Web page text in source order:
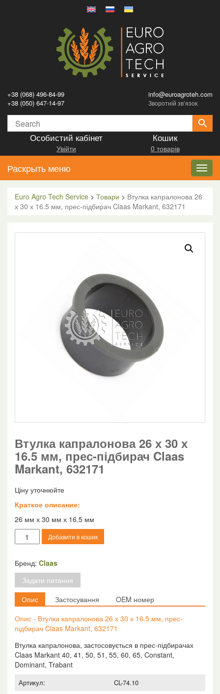
+38 (068) 496-84-99
+38 (050) 647-14-97
info@euroagroteh.com
Зворотній зв’язок
Особистий кабінет
Увійти
Кошик
0 товарів
Раскрыть меню
Euro Agro Tech Service > Товари > Втулка капралонова 26
х 30 х 16.5 мм, прес-підбирач Claas Markant, 632171
Втулка капралонова 26 х 30 х
16.5 мм, прес-підбирач Claas
Markant, 632171
Ціну уточнюйте
Краткое описание:
26 мм х 30 мм х 16.5 мм
Втулка
капралонова
х
30
16.5
мм,
підбирач
Claas
Markant,
632171
кількість
Добавити в кошик
Бренд: Claas
Задати питання
Опис
Застосування
OEM номер
Опис - Втулка капралонова 26 х 30 х 16.5 мм, прес-
підбирач Claas Markant, 632171
Втулка капралонова, застосовується в прес-підбирачах
Claas Markant 40, 41, 50, 51, 55, 60, 65, Constant,
Dominant, Trabant
Артикул:
CL-74.10